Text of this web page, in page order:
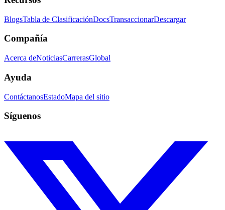
BlogsTabla de ClasificaciónDocsTransaccionarDescargar
Compañía
Acerca deNoticiasCarrerasGlobal
Ayuda
ContáctanosEstadoMapa del sitio
Síguenos